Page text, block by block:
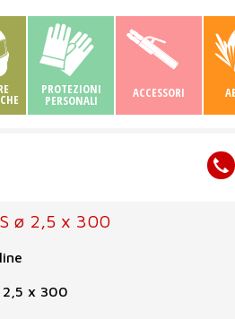
PROTEZIONI
PERSONALI ACCESSORI
ø 2,5 x 300
2,5 x 300